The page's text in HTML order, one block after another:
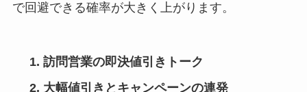
で回避できる確率が大きく上がります。
訪問営業の即決値引きトーク
大幅値引きとキャンペーンの連発